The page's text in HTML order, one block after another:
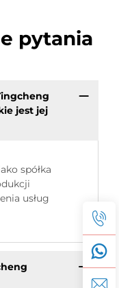
pytania
jest jej
spółka
usług